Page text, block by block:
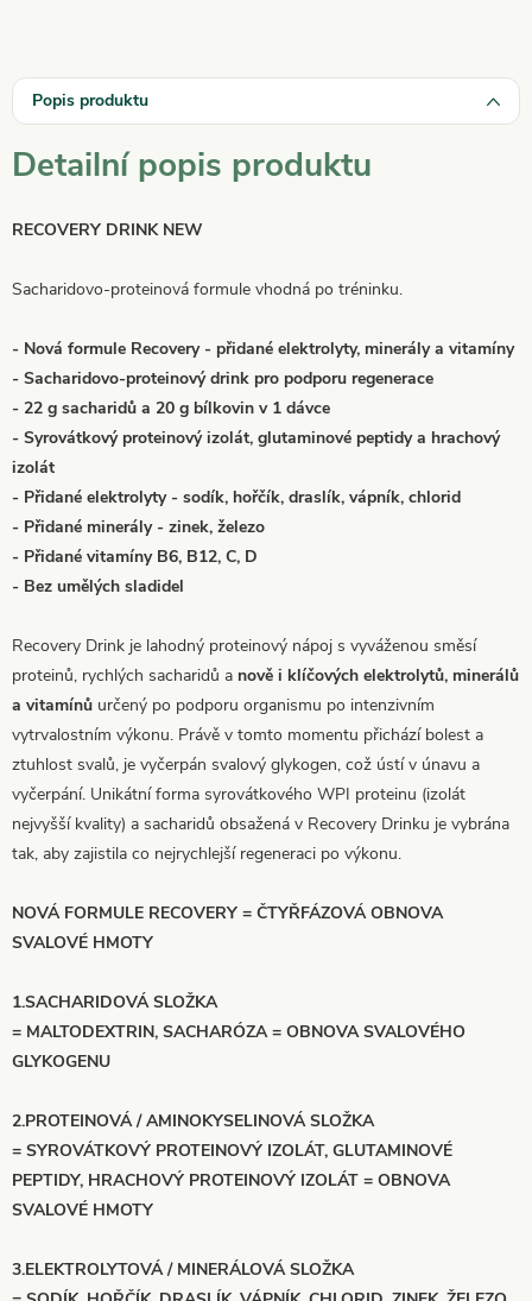
Popis produktu
Detailní popis produktu
RECOVERY DRINK NEW
Sacharidovo-proteinová formule vhodná po tréninku.
- Nová formule Recovery - přidané elektrolyty, minerály a vitamíny
- Sacharidovo-proteinový drink pro podporu regenerace
- 22 g sacharidů a 20 g bílkovin v 1 dávce
- Syrovátkový proteinový izolát, glutaminové peptidy a hrachový
izolát
- Přidané elektrolyty - sodík, hořčík, draslík, vápník, chlorid
- Přidané minerály - zinek, železo
- Přidané vitamíny B6, B12, C, D
- Bez umělých sladidel
Recovery Drink je lahodný proteinový nápoj s vyváženou směsí
proteinů, rychlých sacharidů a nově i klíčových elektrolytů, minerálů
a vitamínů určený po podporu organismu po intenzivním
vytrvalostním výkonu. Právě v tomto momentu přichází bolest a
ztuhlost svalů, je vyčerpán svalový glykogen, což ústí v únavu a
vyčerpání. Unikátní forma syrovátkového WPI proteinu (izolát
nejvyšší kvality) a sacharidů obsažená v Recovery Drinku je vybrána
tak, aby zajistila co nejrychlejší regeneraci po výkonu.
NOVÁ FORMULE RECOVERY = ČTYŘFÁZOVÁ OBNOVA
SVALOVÉ HMOTY
1.SACHARIDOVÁ SLOŽKA
= MALTODEXTRIN, SACHARÓZA = OBNOVA SVALOVÉHO
GLYKOGENU
2.PROTEINOVÁ / AMINOKYSELINOVÁ SLOŽKA
= SYROVÁTKOVÝ PROTEINOVÝ IZOLÁT, GLUTAMINOVÉ
PEPTIDY, HRACHOVÝ PROTEINOVÝ IZOLÁT = OBNOVA
SVALOVÉ HMOTY
3.ELEKTROLYTOVÁ / MINERÁLOVÁ SLOŽKA